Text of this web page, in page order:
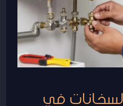
في